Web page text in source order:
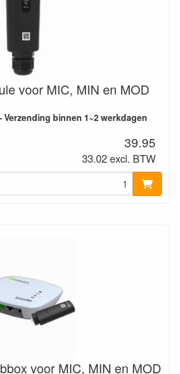
voor MIC, MIN en MOD
binnen 1~2 werkdagen
39.95
33.02 excl. BTW
voor MIC, MIN en MOD